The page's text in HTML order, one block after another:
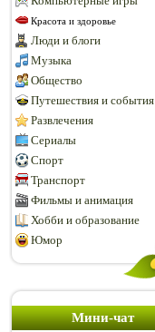
Красота и здоровье
Люди и блоги
Музыка
Общество
Путешествия и события
Развлечения
Сериалы
Спорт
Транспорт
Фильмы и анимация
Хобби и образование
Юмор
Мини-чат